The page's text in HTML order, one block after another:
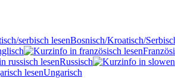
Bosnisch/Kroatisch/
Russisch
Ungarisch